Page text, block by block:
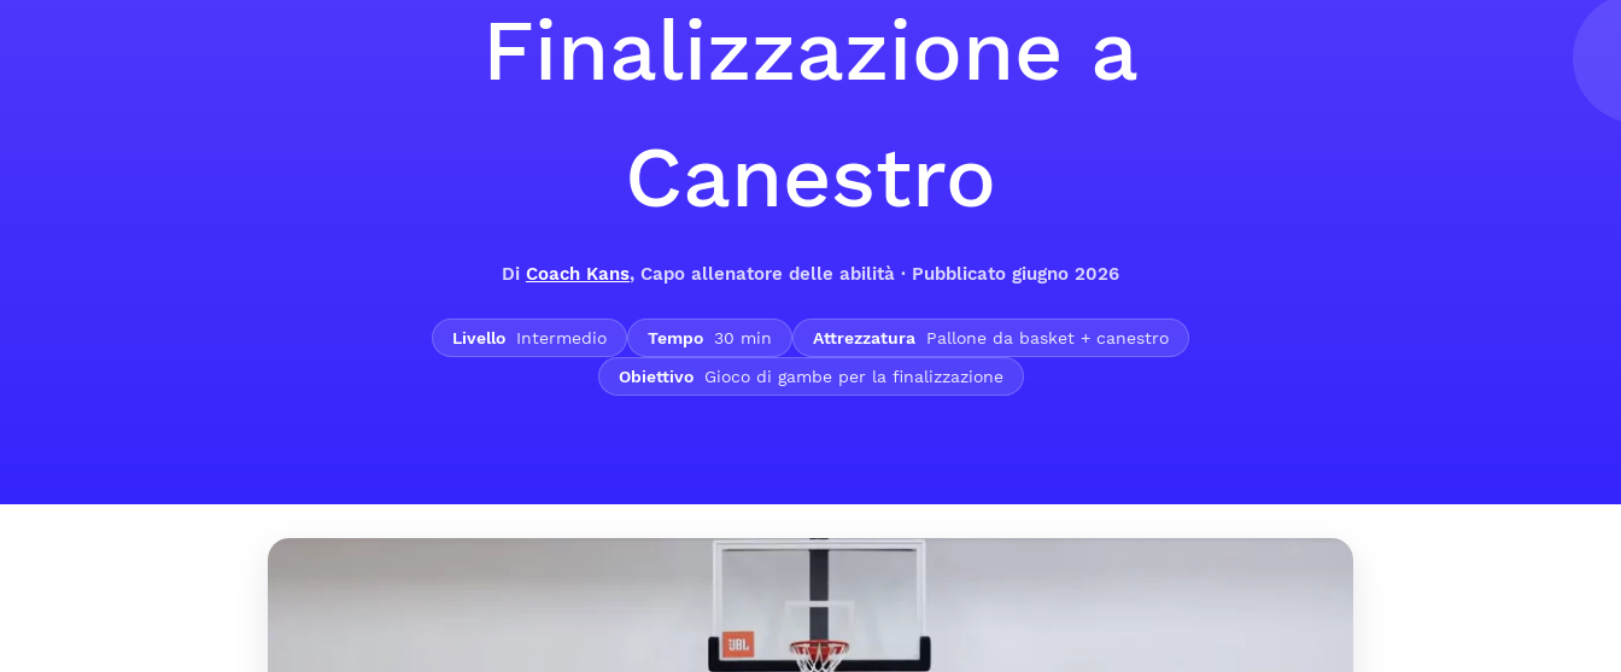
Finalizzazione a
Canestro
Di Coach Kans, Capo allenatore delle abilità · Pubblicato giugno 2026
Livello Intermedio Tempo 30 min Attrezzatura
Pallone da basket + canestro
Obiettivo
Gioco di gambe per la finalizzazione